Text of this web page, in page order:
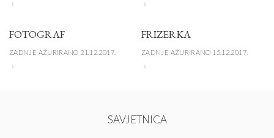
FOTOGRAF
ZADNJE AŽURIRANO 21.12.2017.
FRIZERKA
ZADNJE AŽURIRANO 15.12.2017.
SAVJETNICA